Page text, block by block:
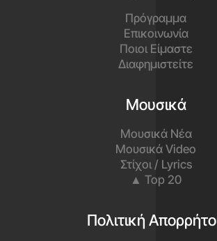
Πρόγραμμα
Επικοινωνία
Ποιοι Είμαστε
Διαφημιστείτε
Μουσικά
Μουσικά Νέα
Μουσικά Video
Στίχοι / Lyrics
▲ Top 20
Πολιτική